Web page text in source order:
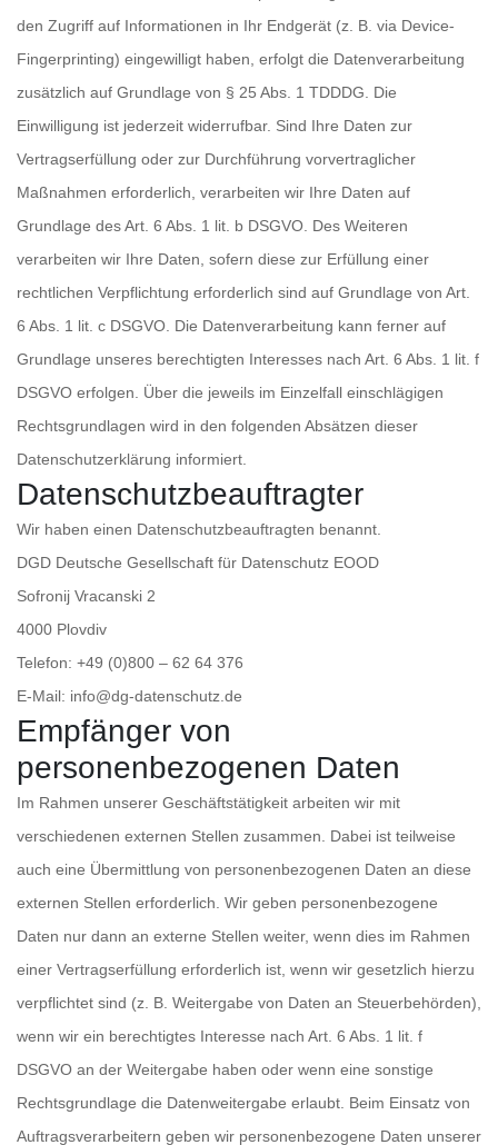
den Zugriff auf Informationen in Ihr Endgerät (z. B. via Device-
Fingerprinting) eingewilligt haben, erfolgt die Datenverarbeitung
zusätzlich auf Grundlage von § 25 Abs. 1 TDDDG. Die
Einwilligung ist jederzeit widerrufbar. Sind Ihre Daten zur
Vertragserfüllung oder zur Durchführung vorvertraglicher
Maßnahmen erforderlich, verarbeiten wir Ihre Daten auf
Grundlage des Art. 6 Abs. 1 lit. b DSGVO. Des Weiteren
verarbeiten wir Ihre Daten, sofern diese zur Erfüllung einer
rechtlichen Verpflichtung erforderlich sind auf Grundlage von Art.
6 Abs. 1 lit. c DSGVO. Die Datenverarbeitung kann ferner auf
Grundlage unseres berechtigten Interesses nach Art. 6 Abs. 1 lit. f
DSGVO erfolgen. Über die jeweils im Einzelfall einschlägigen
Rechtsgrundlagen wird in den folgenden Absätzen dieser
Datenschutzerklärung informiert.
Datenschutz­beauftragter
Wir haben einen Datenschutzbeauftragten benannt.
DGD Deutsche Gesellschaft für Datenschutz EOOD
Sofronij Vracanski 2
4000 Plovdiv
Telefon: +49 (0)800 – 62 64 376
E-Mail: info@dg-datenschutz.de
Empfänger von
personenbezogenen Daten
Im Rahmen unserer Geschäftstätigkeit arbeiten wir mit
verschiedenen externen Stellen zusammen. Dabei ist teilweise
auch eine Übermittlung von personenbezogenen Daten an diese
externen Stellen erforderlich. Wir geben personenbezogene
Daten nur dann an externe Stellen weiter, wenn dies im Rahmen
einer Vertragserfüllung erforderlich ist, wenn wir gesetzlich hierzu
verpflichtet sind (z. B. Weitergabe von Daten an Steuerbehörden),
wenn wir ein berechtigtes Interesse nach Art. 6 Abs. 1 lit. f
DSGVO an der Weitergabe haben oder wenn eine sonstige
Rechtsgrundlage die Datenweitergabe erlaubt. Beim Einsatz von
Auftragsverarbeitern geben wir personenbezogene Daten unserer